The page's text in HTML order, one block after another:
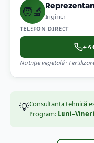
🧑‍🔬 Inginer
TELEFON DIRECT
Nutriție vegetală ·
💡Consultanța tehnică
Program: Luni–Vineri